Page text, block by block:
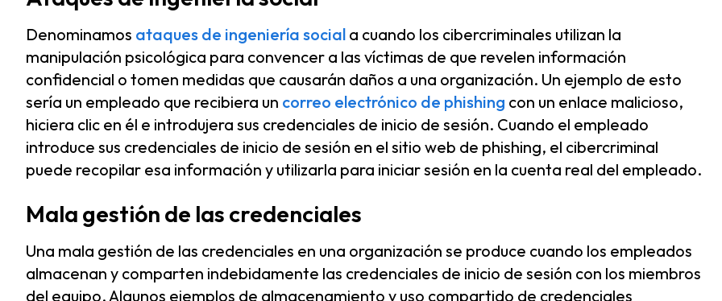
Denominamos ataques de ingeniería social a cuando los cibercriminales utilizan la
manipulación psicológica para convencer a las víctimas de que revelen información
confidencial o tomen medidas que causarán daños a una organización. Un ejemplo de esto
sería un empleado que recibiera un correo electrónico de phishing con un enlace malicioso,
hiciera clic en él e introdujera sus credenciales de inicio de sesión. Cuando el empleado
introduce sus credenciales de inicio de sesión en el sitio web de phishing, el cibercriminal
puede recopilar esa información y utilizarla para iniciar sesión en la cuenta real del empleado.
Mala gestión de las credenciales
Una mala gestión de las credenciales en una organización se produce cuando los empleados
almacenan y comparten indebidamente las credenciales de inicio de sesión con los miembros
del equipo. Algunos ejemplos de almacenamiento y uso compartido de credenciales